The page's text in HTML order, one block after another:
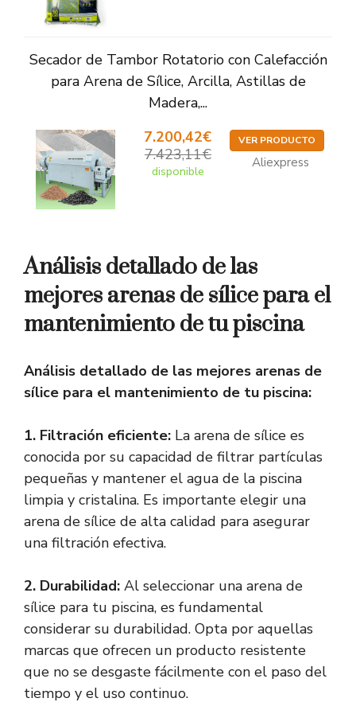
Secador de Tambor Rotatorio con Calefacción
para Arena de Sílice, Arcilla, Astillas de
Madera,...
7.200,42€
7.423,11€
disponible
VER PRODUCTO
Aliexpress
Análisis detallado de las
mejores arenas de sílice para el
mantenimiento de tu piscina
Análisis detallado de las mejores arenas de
sílice para el mantenimiento de tu piscina:
1. Filtración eficiente: La arena de sílice es
conocida por su capacidad de filtrar partículas
pequeñas y mantener el agua de la piscina
limpia y cristalina. Es importante elegir una
arena de sílice de alta calidad para asegurar
una filtración efectiva.
2. Durabilidad: Al seleccionar una arena de
sílice para tu piscina, es fundamental
considerar su durabilidad. Opta por aquellas
marcas que ofrecen un producto resistente
que no se desgaste fácilmente con el paso del
tiempo y el uso continuo.